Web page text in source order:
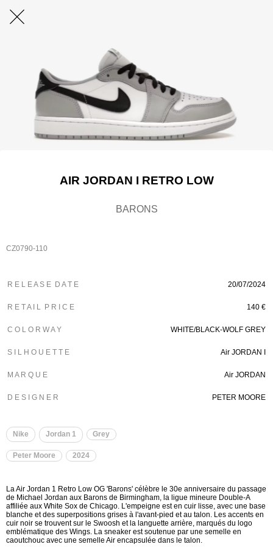
AIR JORDAN I RETRO LOW
BARONS
CZ0790-110
R E L E A S E D A T E 20/07/2024
R E T A I L P R I C E 140 €
C O L O R W A Y WHITE/BLACK-WOLF GREY
S I L H O U E T T E Air JORDAN I
M A R Q U E Air JORDAN
D E S I G N E R PETER MOORE
Nike Jordan 1 Grey
Peter Moore 2024
La Air Jordan 1 Retro Low OG 'Barons' célèbre le 30e anniversaire du passage
de Michael Jordan aux Barons de Birmingham, la ligue mineure Double-A
affiliée aux White Sox de Chicago. L'empeigne est en cuir lisse, avec une base
blanche et des superpositions grises à l'avant-pied et au talon. Les accents en
cuir noir se trouvent sur le Swoosh et la languette arrière, marqués du logo
emblématique des Wings. La sneaker est soutenue par une semelle en
caoutchouc avec une semelle Air encapsulée dans le talon.